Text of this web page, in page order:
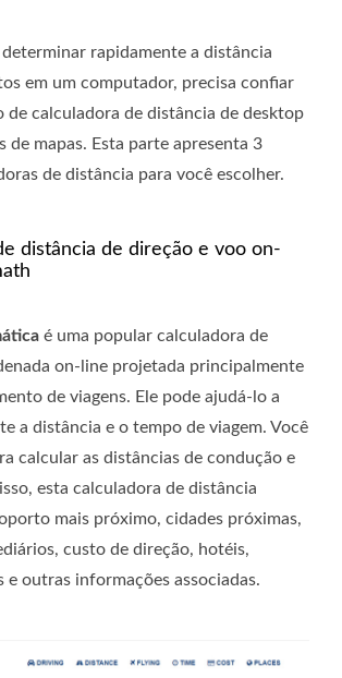
determinar rapidamente a distância
em um computador, precisa confiar
de calculadora de distância de desktop
de mapas. Esta parte apresenta 3
de distância para você escolher.
distância de direção e voo on-
é uma popular calculadora de
on-line projetada principalmente
de viagens. Ele pode ajudá-lo a
a distância e o tempo de viagem. Você
calcular as distâncias de condução e
esta calculadora de distância
mais próximo, cidades próximas,
custo de direção, hotéis,
e outras informações associadas.